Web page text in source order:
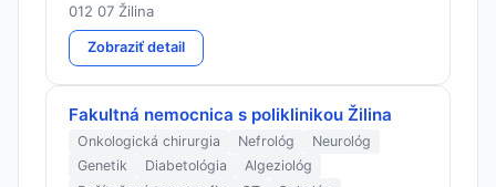
012 07 Žilina
Zobraziť detail
Fakultná nemocnica s poliklinikou Žilina
Onkologická chirurgia Nefrológ
Neurológ
Genetik
Diabetológia
Algeziológ